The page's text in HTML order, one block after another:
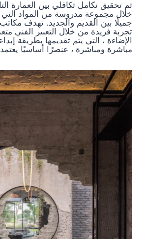
تم تحقيق تكامل تكافلي بين العمارة
خلال مجموعة مدروسة من المواد
تجربة فريدة من خلال التعبير الفني
الإضاءة ، التي يتم تقديمها بطريقة
مباشرة ومباشرة ، عنصرًا أساسيًا